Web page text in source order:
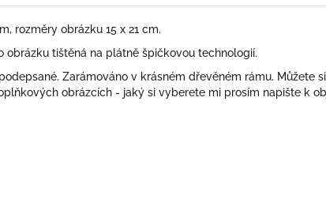
rozměry obrázku 15 x 21 cm.
obrázku tištěná na plátně špičkovou technologií.
Zarámováno v krásném dřevěném rámu.
obrázcích - jaký si vyberete mi prosím napište k